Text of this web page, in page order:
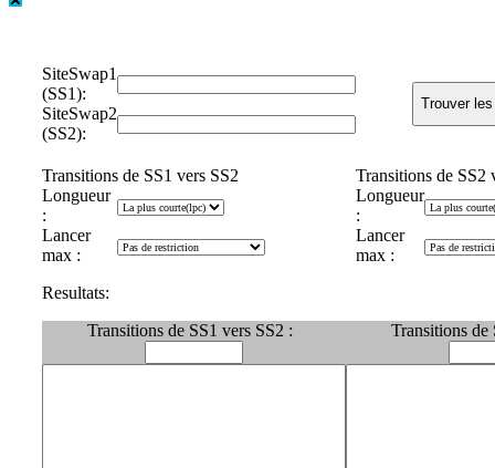
SiteSwap1
(SS1):
SiteSwap2
(SS2):
Transitions de SS1 vers SS2
Transitions de SS2
Longueur
:
Longueur
:
Lancer
max :
Lancer
max :
Resultats:
Transitions de SS1 vers SS2 :
Transitions